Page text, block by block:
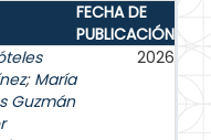
FECHA DE
PUBLICACIÓN
; María
Guzmán
2026